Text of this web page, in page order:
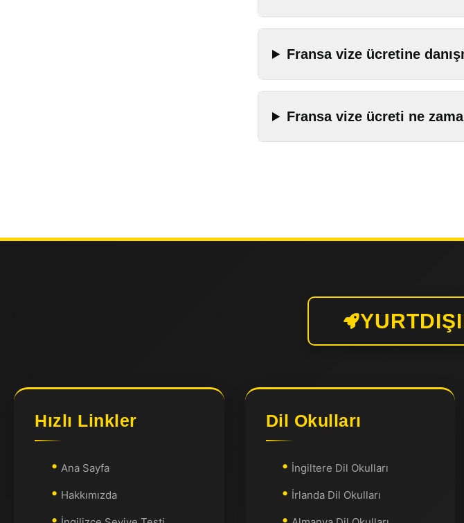
Fransa vize ücretine
Fransa vize ücreti ne
Hızlı Linkler
Ana Sayfa
Hakkımızda
Dil Okulları
İngiltere Dil Okulları
İrlanda Dil Okulları